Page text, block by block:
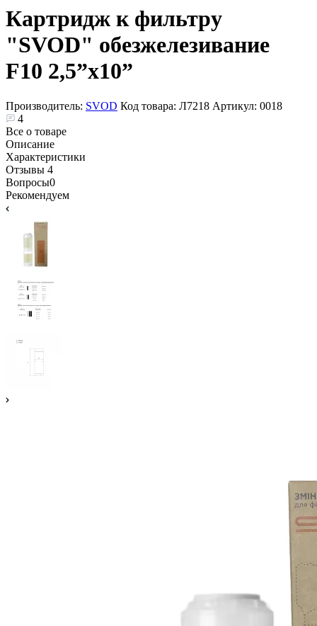
Картридж к фильтру
"SVOD" обезжелезивание
F10 2,5”x10”
Производитель: SVOD Код товара: Л7218 Артикул: 0018
4
Все о товаре
Описание
Характеристики
Отзывы 4
Вопросы0
Рекомендуем